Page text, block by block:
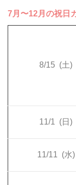
7月〜12月の祝日
8/15 (土)
11/1 (日)
11/11 (水)